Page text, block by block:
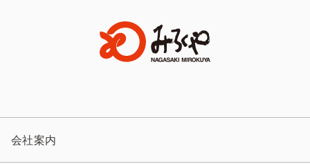
会社案内